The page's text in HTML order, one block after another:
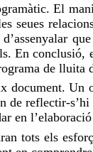
El
seues
En
de lluita
document.
de reflectir-
en
tots els